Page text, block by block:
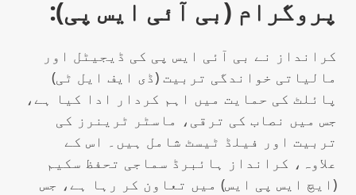
پروگرام (بی آئی ایس پی):
کرانداز نے بی آئی ایس پی کی ڈیجیٹل اور
مالیاتی خواندگی تربیت (ڈی ایف ایل ٹی)
پائلٹ کی حمایت میں اہم کردار ادا کیا ہے،
جس میں نصاب کی ترقی، ماسٹر ٹرینرز کی
تربیت اور فیلڈ ٹیسٹ شامل ہیں۔ اس کے
علاوہ، کرانداز ہائبرڈ سماجی تحفظ سکیم
(ایچ ایس پی ایس) میں تعاون کر رہا ہے، جس